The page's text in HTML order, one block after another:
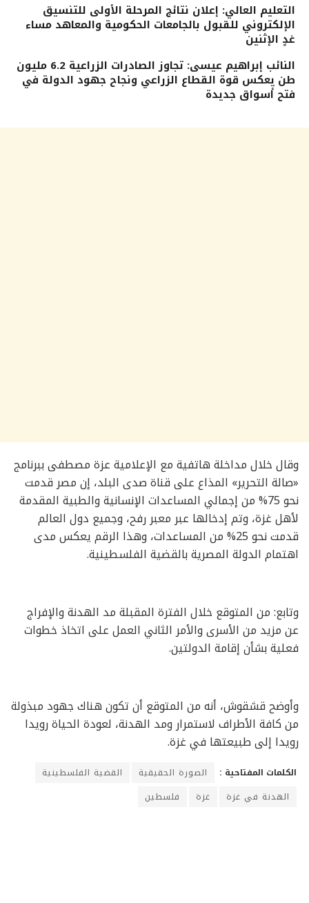
التعليم العالي: إعلان نتائج المرحلة الأولى للتنسيق
الإلكتروني للقبول بالجامعات الحكومية والمعاهد مساء
غدٍ الإثنين
النائب إبراهيم عيسى: تجاوز الصادرات الزراعية 6.2 مليون
طن يعكس قوة القطاع الزراعي ونجاح جهود الدولة في
فتح أسواق جديدة
وقال خلال مداخلة هاتفية مع الإعلامية عزة مصطفى ببرنامج
«صالة التحرير» المذاع على قناة صدى البلد، إن مصر قدمت
نحو 75% من إجمالي المساعدات الإنسانية والطبية المقدمة
لأهل غزة، وتم إدخالها عبر معبر رفح، وجميع دول العالم
قدمت نحو 25% من المساعدات، وهذا الرقم يعكس مدى
اهتمام الدولة المصرية بالقضية الفلسطينية.
وتابع: من المتوقع خلال الفترة المقبلة مد الهدنة والإفراج
عن مزيد من الأسرى والأمر الثاني العمل على اتخاذ خطوات
فعلية بشأن إقامة الدولتين.
وأوضح قشقوش، أنه من المتوقع أن تكون هناك جهود مبذولة
من كافة الأطراف لاستمرار ومد الهدنة، لعودة الحياة رويدا
رويدا إلى طبيعتها في غزة.
الكلمات المفتاحية : الصورة الحقيقية
القضية الفلسطينية
الهدنة في غزة
غزة فلسطين